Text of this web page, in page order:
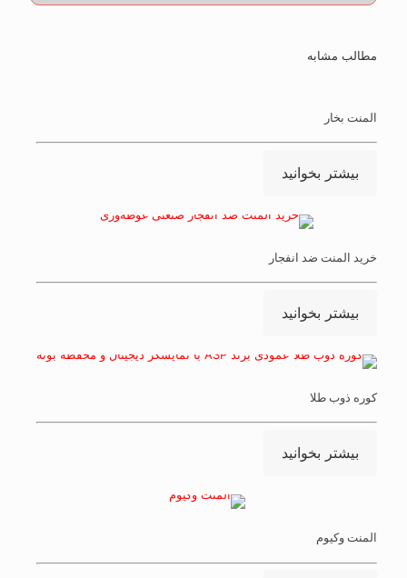
مطالب مشابه
المنت بخار
بیشتر بخوانید
خرید المنت ضد انفجار
بیشتر بخوانید
کوره ذوب طلا
بیشتر بخوانید
المنت وکیوم